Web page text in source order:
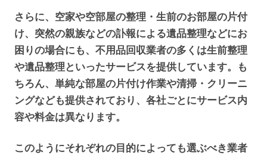
さらに、空家や空部屋の整理・生前のお部屋の片付
け、突然の親族などの訃報による遺品整理などにお
困りの場合にも、不用品回収業者の多くは生前整理
や遺品整理といったサービスを提供しています。も
ちろん、単純な部屋の片付け作業や清掃・クリーニ
ングなども提供されており、各社ごとにサービス内
容や料金は異なります。
このようにそれぞれの目的によっても選ぶべき業者